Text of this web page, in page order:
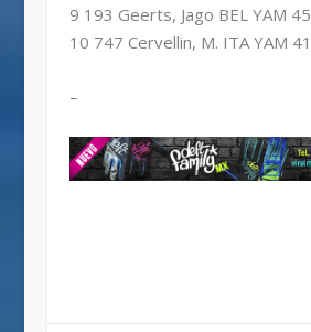
9 193 Geerts, Jago BEL YAM 45
10 747 Cervellin, M. ITA YAM 41
–